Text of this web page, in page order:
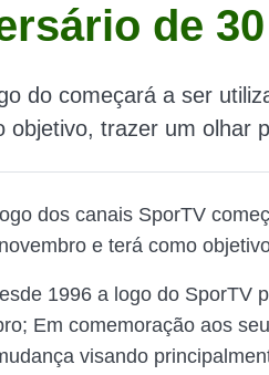
de
do começará a ser
objetivo, trazer um olhar
dos canais SporTV
novembro e terá como
1996 a logo do SporTV
Em comemoração aos
visando